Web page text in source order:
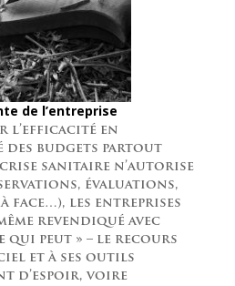
de l’entreprise
l’efficacité en
des budgets partout
sanitaire n’autorise
évaluations,
face…), les entreprises
revendiqué avec
qui peut » – le recours
et à ses outils
d’espoir, voire